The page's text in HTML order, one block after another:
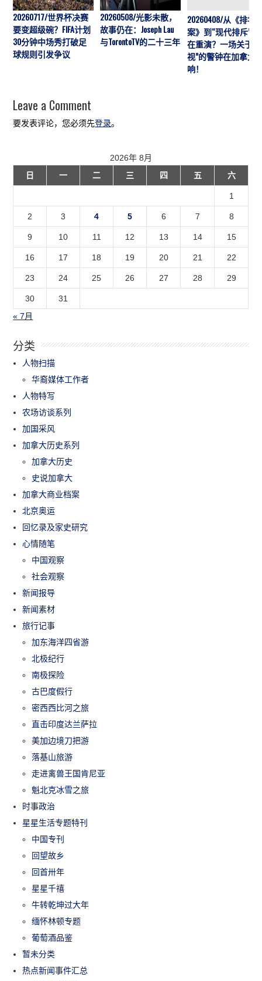
20260717/世界杯决赛
要变超级碗？FIFA计划
30分钟中场秀打破足
球规则引发争议
20260508/光影未散，
故事仍在：Joseph Lau
与TorontoTV的二十三年
20260408/从《排华
案》到“现代排斥”历
在重演？一场关于“
视”的警钟在加拿大
响！
Leave a Comment
要发表评论，您必须先登录。
2026年 8月
日
一 二 三 四 五 六
1
2 3 4 5 6 7 8
9 10 11 12 13 14 15
16 17 18 19 20 21 22
23 24 25 26 27 28 29
30
31
« 7月
分类
人物扫描
华裔媒体工作者
人物特写
农场访谈系列
加国采风
加拿大历史系列
加拿大历史
史说加拿大
加拿大商业档案
北京奥运
回忆录及家史研究
心情随笔
中国观察
社会观察
新闻报导
新闻素材
旅行记事
加东海洋四省游
北极纪行
南极探险
古巴度假行
密西西比河之旅
直击印度达兰萨拉
美加边境刀把游
落基山旅游
走进禽兽王国肯尼亚
魁北克冰雪之旅
时事政治
星星生活专题特刊
中国专刊
回望故乡
回首卅年
星星千禧
牛转乾坤过大年
缅怀林顿专题
葡萄酒品鉴
暂未分类
热点新闻事件汇总